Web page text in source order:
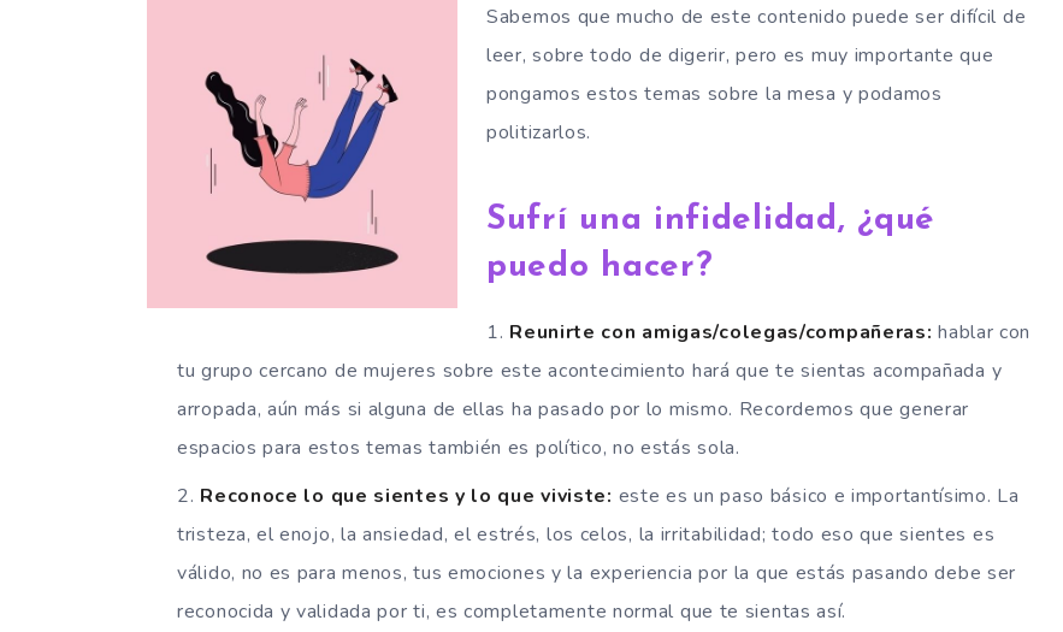
Sabemos que mucho de este contenido puede ser difícil de
leer, sobre todo de digerir, pero es muy importante que
pongamos estos temas sobre la mesa y podamos
politizarlos.
Sufrí una infidelidad, ¿qué
puedo hacer?
Reunirte con amigas/colegas/compañeras: hablar con
tu grupo cercano de mujeres sobre este acontecimiento hará que te sientas acompañada y
arropada, aún más si alguna de ellas ha pasado por lo mismo. Recordemos que generar
espacios para estos temas también es político, no estás sola.
Reconoce lo que sientes y lo que viviste: este es un paso básico e importantísimo. La
tristeza, el enojo, la ansiedad, el estrés, los celos, la irritabilidad; todo eso que sientes es
válido, no es para menos, tus emociones y la experiencia por la que estás pasando debe ser
reconocida y validada por ti, es completamente normal que te sientas así.